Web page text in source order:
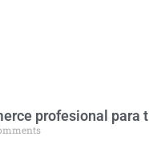
profesional para